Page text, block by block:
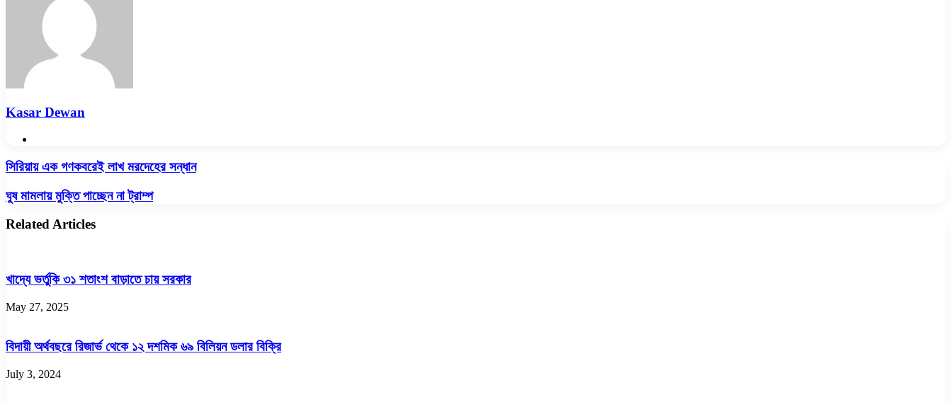
Kasar Dewan
সিরিয়ায়
গণকবরেই
লাখ
সন্ধান
সিরিয়ায় এক গণকবরেই লাখ মরদেহের সন্ধান
ঘুষ
মামলায়
মুক্তি
পাচ্ছেন
ঘুষ মামলায় মুক্তি পাচ্ছেন না ট্রাম্প
Related Articles
খাদ্যে ভর্তুকি ৩১ শতাংশ বাড়াতে চায় সরকার
May 27, 2025
বিদায়ী অর্থবছরে রিজার্ভ থেকে ১২ দশমিক ৬৯ বিলিয়ন ডলার বিক্রি
July 3, 2024